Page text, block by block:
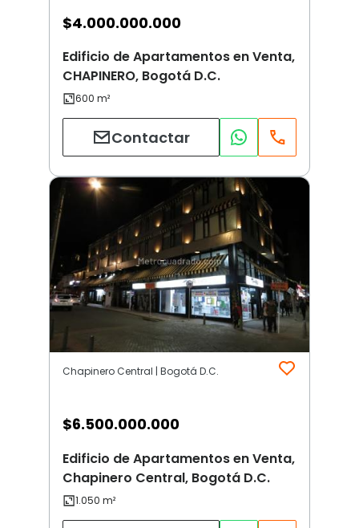
$4.000.000.000
Edificio de Apartamentos en Venta,
CHAPINERO, Bogotá D.C.
Contactar
Chapinero Central | Bogotá D.C.
$6.500.000.000
Edificio de Apartamentos en Venta,
Chapinero Central, Bogotá D.C.